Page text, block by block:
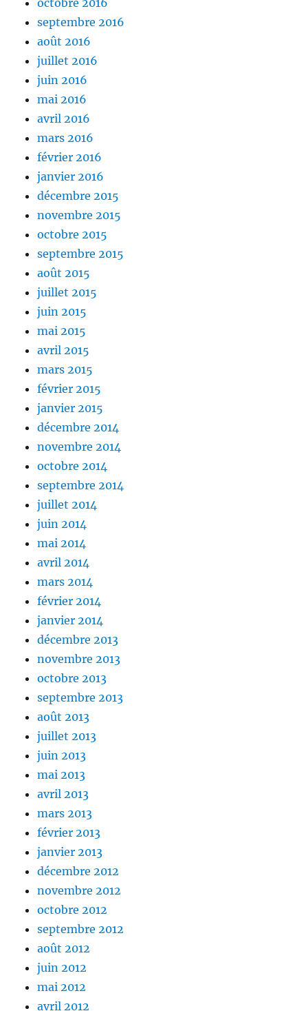
septembre 2016
août 2016
juillet 2016
juin 2016
mai 2016
avril 2016
mars 2016
février 2016
janvier 2016
décembre 2015
novembre 2015
octobre 2015
septembre 2015
août 2015
juillet 2015
juin 2015
mai 2015
avril 2015
mars 2015
février 2015
janvier 2015
décembre 2014
novembre 2014
octobre 2014
septembre 2014
juillet 2014
juin 2014
mai 2014
avril 2014
mars 2014
février 2014
janvier 2014
décembre 2013
novembre 2013
octobre 2013
septembre 2013
août 2013
juillet 2013
juin 2013
mai 2013
avril 2013
mars 2013
février 2013
janvier 2013
décembre 2012
novembre 2012
octobre 2012
septembre 2012
août 2012
juin 2012
mai 2012
avril 2012